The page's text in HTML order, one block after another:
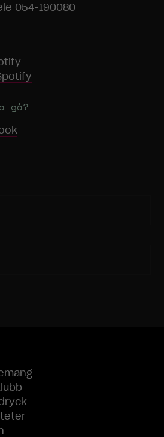
054-190080
gå?